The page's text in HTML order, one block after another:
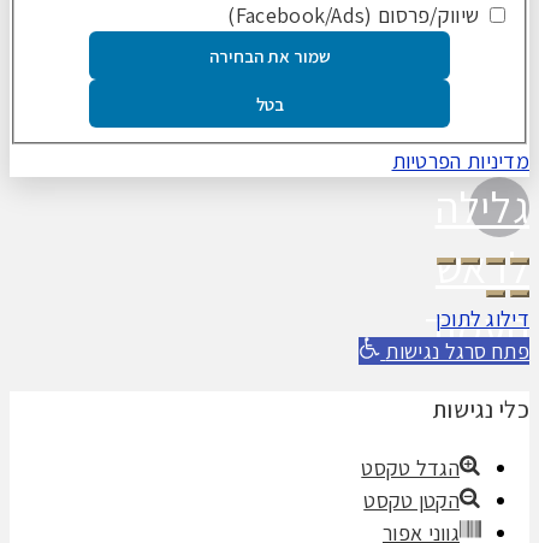
שיווק/פרסום (Facebook/Ads)
שמור את הבחירה
בטל
מדיניות הפרטיות
גלילה
לראש
העמוד
דילוג לתוכן
פתח סרגל נגישות
כלי נגישות
הגדל טקסט
הקטן טקסט
גווני אפור